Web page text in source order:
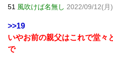
51 風吹けば名無し 2022/09/12(月
>>19
いやお前の親父はこれで堂々
で